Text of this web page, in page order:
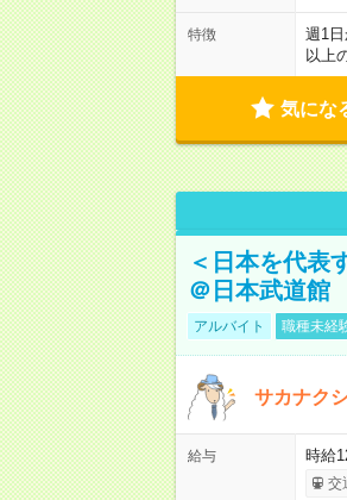
特徴 週1
以上
気にな
＜日本を代表
＠日本武道館
アルバイト 職種未経
サカナク
給与 時給
交